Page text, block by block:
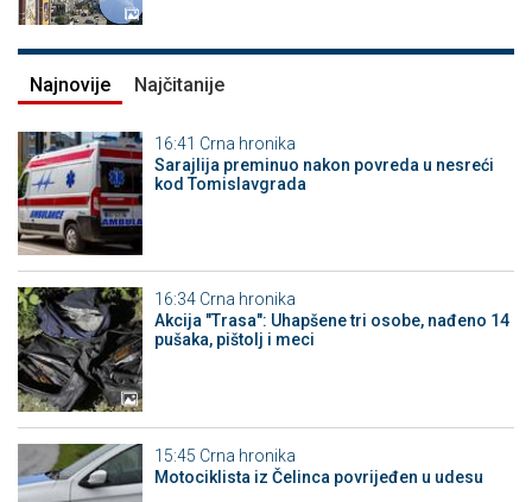
Najnovije Najčitanije
16:41 Crna hronika
Sarajlija preminuo nakon povreda u nesreći
kod Tomislavgrada
16:34 Crna hronika
Akcija "Trasa": Uhapšene tri osobe, nađeno 14
pušaka, pištolj i meci
15:45 Crna hronika
Motociklista iz Čelinca povrijeđen u udesu